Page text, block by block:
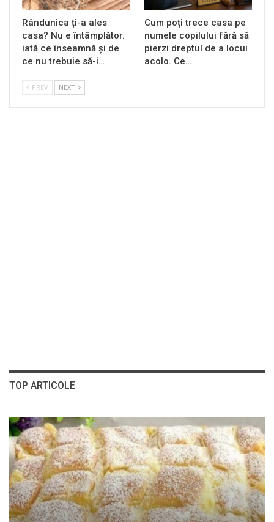
Rândunica ți-a ales
casa? Nu e întâmplător.
iată ce înseamnă și de
ce nu trebuie să-i…
Cum poți trece casa pe
numele copilului fără să
pierzi dreptul de a locui
acolo. Ce…
PREV NEXT
TOP ARTICOLE